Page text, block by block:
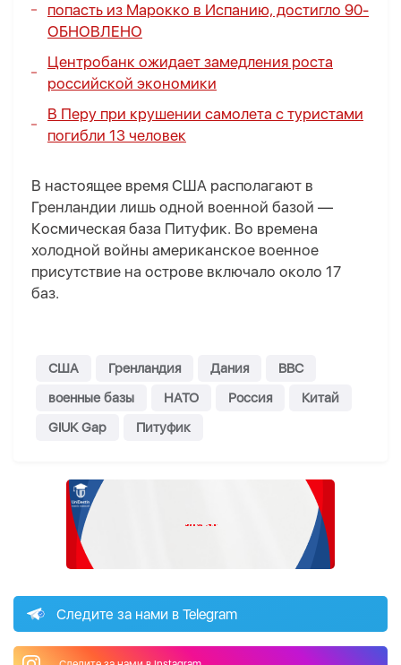
попасть из Марокко в Испанию, достигло 90-
ОБНОВЛЕНО
Центробанк ожидает замедления роста
российской экономики
В Перу при крушении самолета с туристами
погибли 13 человек
В настоящее время США располагают в
Гренландии лишь одной военной базой —
Космическая база Питуфик. Во времена
холодной войны американское военное
присутствие на острове включало около 17
баз.
США Гренландия Дания
BBC
военные базы
НАТО Россия
Китай
GIUK Gap
Питуфик
Следите за нами в Telegram